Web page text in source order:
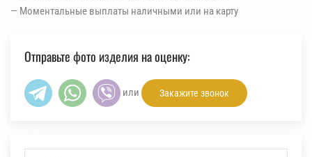
— Моментальные выплаты наличными или на карту
Отправьте фото изделия на оценку:
или Закажите звонок